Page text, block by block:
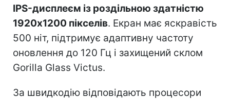
IPS-дисплеєм із роздільною здатністю
1920x1200 пікселів. Екран має яскравість
500 ніт, підтримує адаптивну частоту
оновлення до 120 Гц і захищений склом
Gorilla Glass Victus.
За швидкодію відповідають процесори